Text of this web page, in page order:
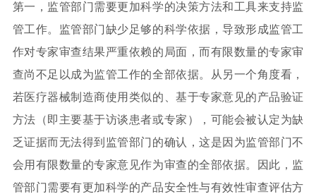
第一，监管部门需要更加科学的决策方法和工具来支持监
管工作。监管部门缺少足够的科学依据，导致形成监管工
作对专家审查结果严重依赖的局面，而有限数量的专家审
查尚不足以成为监管工作的全部依据。从另一个角度看，
若医疗器械制造商使用类似的、基于专家意见的产品验证
方法（即主要基于访谈患者或专家），可能会被认定为缺
乏证据而无法得到监管部门的确认，这是因为监管部门不
会用有限数量的专家意见作为审查的全部依据。因此，监
管部门需要有更加科学的产品安全性与有效性审查评估方